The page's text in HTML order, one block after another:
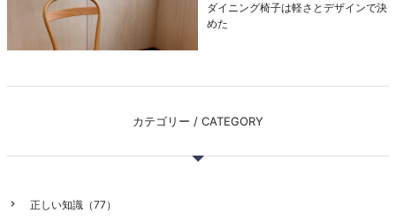
ダイニング椅子は軽さとデザインで決
めた
カテゴリー / CATEGORY
正しい知識（77）